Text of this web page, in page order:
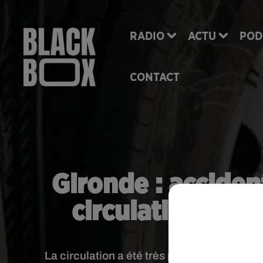
RADIO ACTU
CONTACT
Gironde :
circulation très
La circulation a été très perturbée mardi